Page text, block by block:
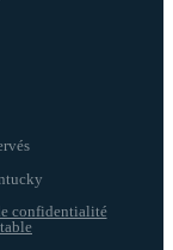
confidentialité